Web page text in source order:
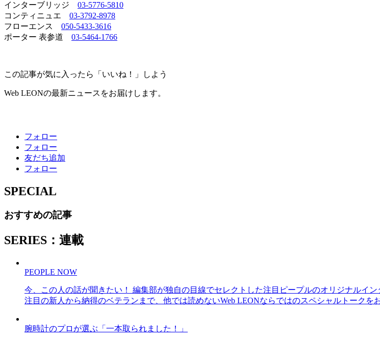
インターブリッジ 03-5776-5810
コンティニュエ 03-3792-8978
フローエンス 050-5433-3616
ポーター 表参道 03-5464-1766
この記事が気に入ったら「いいね！」しよう
Web LEONの最新ニュースをお届けします。
フォロー
フォロー
友だち追加
フォロー
SPECIAL
おすすめの記事
SERIES：連載
PEOPLE NOW
今、この人の話が聞きたい！ 編集部が独自の目線でセレクトした注目ピープルのオリジナルイ
注目の新人から納得のベテランまで、他では読めないWeb LEONならではのスペシャルトークを
腕時計のプロが選ぶ「一本取られました！」